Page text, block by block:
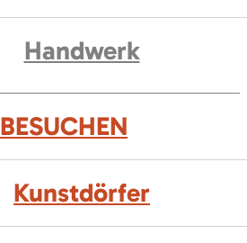
Handwerk
BESUCHEN
Kunstdörfer